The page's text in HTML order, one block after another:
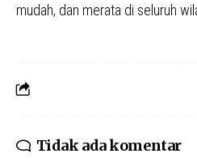
mudah, dan merata di seluruh
Tidak ada komentar